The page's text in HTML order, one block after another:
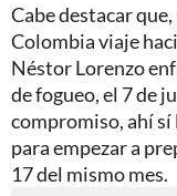
Cabe destacar
Colombia viaje
Néstor Lorenzo
de fogueo, el 7 de
compromiso, ahí
para empezar a
17 del mismo mes.